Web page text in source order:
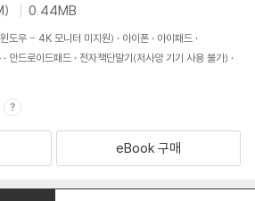
0.44MB
도우 - 4K 모니터 미지원) 아이폰
아이패드
안드로이드패드
전자책단말기(저사양 기기 사용 불가)
eBook 구매